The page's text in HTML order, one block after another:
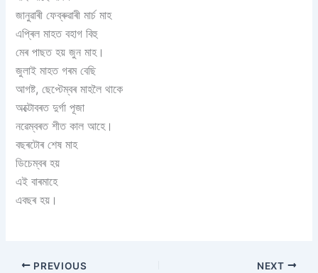
জানুৱাৰী ফেব্ৰুৱাৰী মাৰ্চ মাহ
এপ্ৰিল মাহত বহাগ বিহু
মেৰ পাছত হয় জুন মাহ।
জুলাই মাহত গৰম বেছি
আগষ্ট, ছেপ্টেম্বৰ মাহলৈ থাকে
অক্টোবৰত দুৰ্গা পূজা
নৱেম্বৰত শীত কাল আহে।
বছৰটোৰ শেষ মাহ
ডিচেম্বৰ হয়
এই বাৰমাহে
এবছৰ হয়।
PREVIOUS NEXT